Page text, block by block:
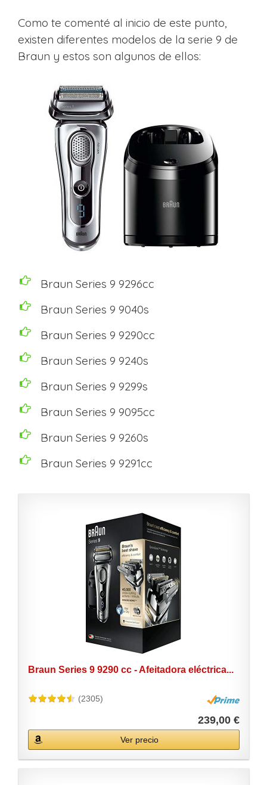
Como te comenté al inicio de este punto,
existen diferentes modelos de la serie 9 de
Braun y estos son algunos de ellos:
Braun Series 9 9296cc
Braun Series 9 9040s
Braun Series 9 9290cc
Braun Series 9 9240s
Braun Series 9 9299s
Braun Series 9 9095cc
Braun Series 9 9260s
Braun Series 9 9291cc
Braun Series 9 9290 cc - Afeitadora eléctrica...
(2305)
239,00 €
Ver precio